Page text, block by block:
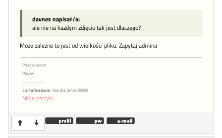
davnes napisał/a:
ale nie na kazdym zdjęciu tak jest dlaczego?
Może zależne to jest od wielkości pliku. Zapytaj admina
Pozdrawiam
Paweł
-----------
Za Fafniakiem: Nie dla leniiii !!!!!!!!!!
Moje pstryki